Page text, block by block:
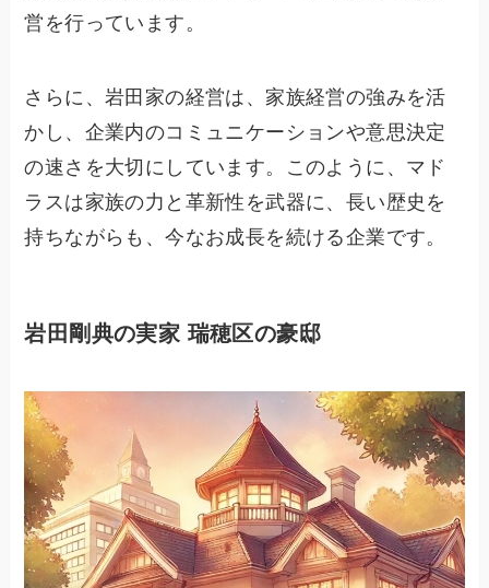
営を行っています。
さらに、岩田家の経営は、家族経営の強みを活
かし、企業内のコミュニケーションや意思決定
の速さを大切にしています。このように、マド
ラスは家族の力と革新性を武器に、長い歴史を
持ちながらも、今なお成長を続ける企業です。
岩田剛典の実家 瑞穂区の豪邸